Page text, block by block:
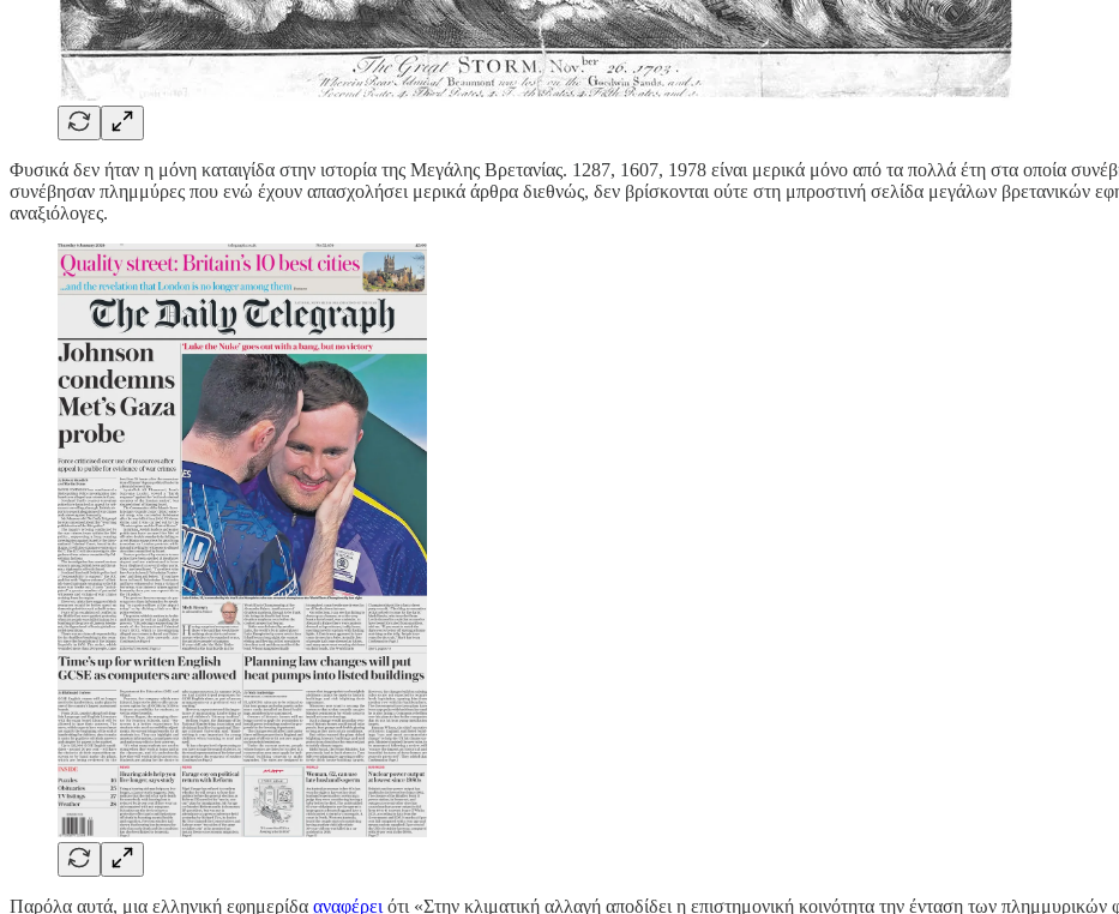
Φυσικά δεν ήταν η μόνη καταιγίδα στην ιστορία της Μεγάλης Βρετανίας. 1287, 1607, 1978 είναι μερικά μόνο από τα πολλά έτη στα οποία
συνέβησαν πλημμύρες που ενώ έχουν απασχολήσει μερικά άρθρα διεθνώς, δεν βρίσκονται ούτε στη μπροστινή σελίδα μεγάλων βρετανικών
αναξιόλογες.
Παρόλα αυτά, μια ελληνική εφημερίδα αναφέρειότι «Στην κλιματική αλλαγή αποδίδει η επιστημονική κοινότητα την ένταση των